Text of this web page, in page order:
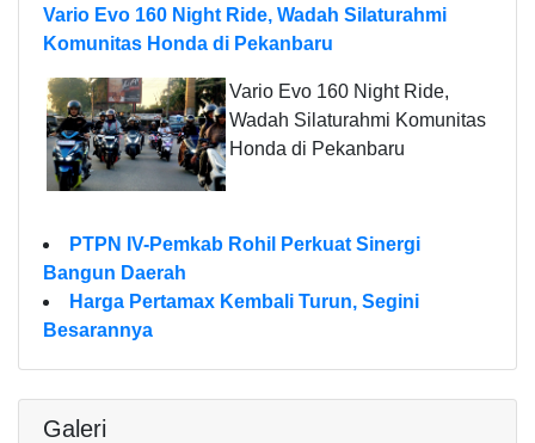
Vario Evo 160 Night Ride, Wadah Silaturahmi
Komunitas Honda di Pekanbaru
Vario Evo 160 Night Ride,
Wadah Silaturahmi Komunitas
Honda di Pekanbaru
PTPN IV-Pemkab Rohil Perkuat Sinergi
Bangun Daerah
Harga Pertamax Kembali Turun, Segini
Besarannya
Galeri